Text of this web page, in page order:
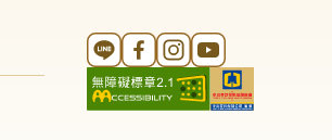
Line 官方帳號
FB 官方帳號
Instagram 官方帳號
YouTube 官方帳號